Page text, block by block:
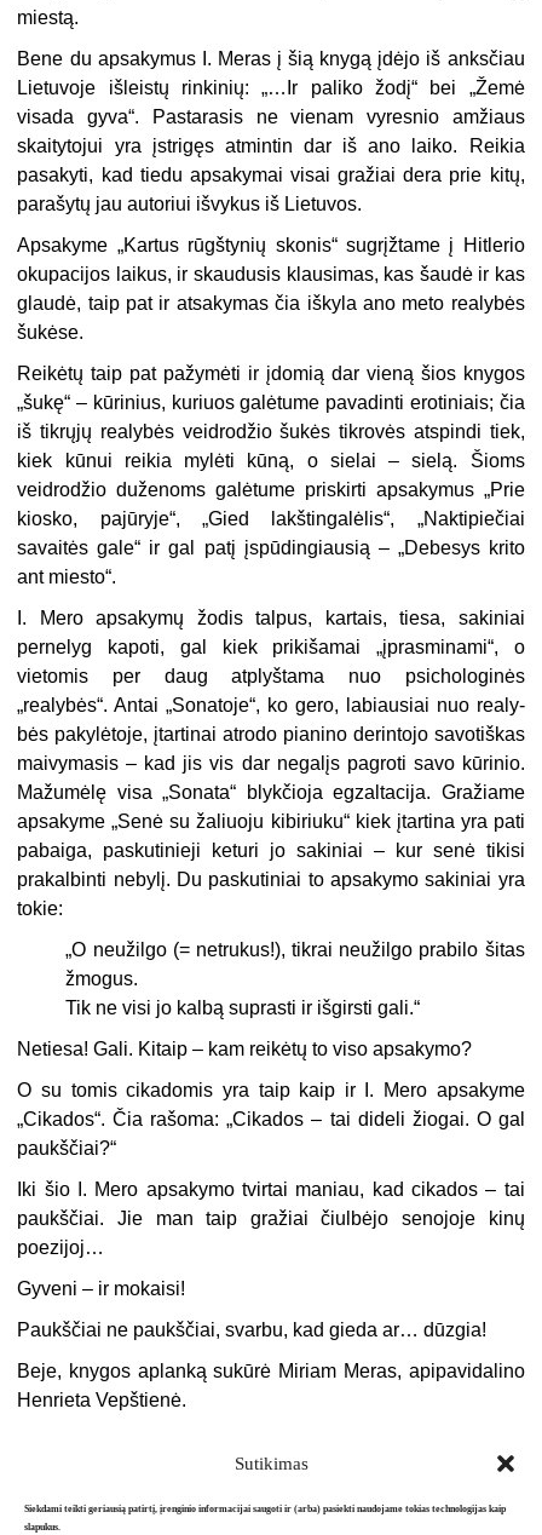
Sutikimas
Siekdami teikti geriausią patirtį, įrenginio informacijai saugoti ir (arba) pasiekti naudojame tokias technologijas kaip
slapukus.
miestą.
Bene du apsakymus I. Meras į šią knygą įdėjo iš anksčiau
Lietuvoje iš­leistų rinkinių: „…Ir paliko žodį“ bei „Žemė
visada gyva“. Pastarasis ne vienam vyresnio amžiaus
skaitytojui yra įstrigęs atmintin dar iš ano laiko. Reikia
pasakyti, kad tiedu apsakymai visai gražiai dera prie kitų,
parašytų jau autoriui išvykus iš Lietuvos.
Apsakyme „Kartus rūgštynių sko­nis“ sugrįžtame į Hitlerio
okupacijos laikus, ir skaudusis klausimas, kas šaudė ir kas
glaudė, taip pat ir atsa­kymas čia iškyla ano meto realybės
šukėse.
Reikėtų taip pat pažymėti ir įdomią dar vieną šios knygos
„šukę“ – kūri­nius, kuriuos galėtume pavadinti erotiniais; čia
iš tikrųjų realybės veidrodžio šukės tikrovės atspindi tiek,
kiek kūnui reikia mylėti kūną, o sielai – sielą. Šioms
veidrodžio duže­noms galėtume priskirti apsakymus „Prie
kiosko, pajūryje“, „Gied lakštingalėlis“, „Naktipiečiai
savaitės gale“ ir gal patį įspūdingiausią – „Debesys krito
ant miesto“.
I. Mero apsakymų žodis talpus, kar­tais, tiesa, sakiniai
pernelyg kapoti, gal kiek prikišamai „įprasminami“, o
vietomis per daug atplyštama nuo psichologinės
„realybės“. Antai „So­natoje“, ko gero, labiausiai nuo realy­
bės pakylėtoje, įtartinai atrodo pianino derintojo savotiškas
maivymasis – kad jis vis dar negalįs pagroti savo kūrinio.
Mažumėlę visa „Sonata“ blykčioja egzaltacija. Gražiame
apsa­kyme „Senė su žaliuoju kibiriuku“ kiek įtartina yra pati
pabaiga, pasku­tinieji keturi jo sakiniai – kur senė ti­kisi
prakalbinti nebylį. Du paskuti­niai to apsakymo sakiniai yra
tokie:
„O neužilgo (= netrukus!), tikrai neužilgo prabilo šitas
žmogus.
Tik ne visi jo kalbą suprasti ir išgirsti gali.“
Netiesa! Gali. Kitaip – kam reikėtų to viso apsakymo?
O su tomis cikadomis yra taip kaip ir I. Mero apsakyme
„Cikados“. Čia ra­šoma: „Cikados – tai dideli žiogai. O gal
paukščiai?“
Iki šio I. Mero apsakymo tvirtai ma­niau, kad cikados – tai
paukščiai. Jie man taip gražiai čiulbėjo senojoje ki­nų
poezijoj…
Gyveni – ir mokaisi!
Paukščiai ne paukščiai, svarbu, kad gieda ar… dūzgia!
Beje, knygos aplanką sukūrė Miriam Meras, apipavidalino
Henrieta Vepštienė.